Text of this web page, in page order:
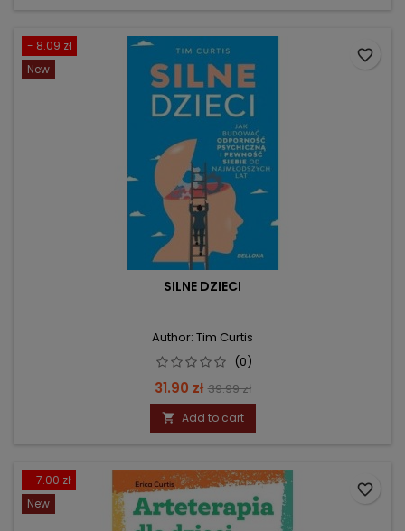
- 8.09 zł
New
SILNE DZIECI
Author: Tim Curtis
(0)
Price
31.90 zł Regular
price
39.99 zł
 Add to cart
favorite_border
- 7.00 zł
New
favorite_border